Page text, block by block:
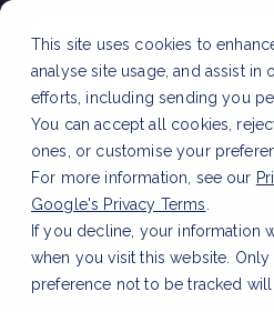
This site uses cookies to
analyse site usage, and assist in
efforts, including sending you
You can accept all cookies,
ones, or customise your
For more information, see our
Google's Privacy Terms
If you decline, your information
when you visit this website.
preference not to be tracked will
LAATSTE ARTIKEL
leverancier: wat verandert
artikel